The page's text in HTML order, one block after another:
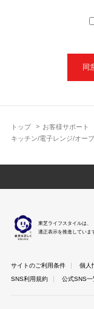
トップ お客様サポート
キッチン/電子レンジ/オー
使用上のご注意
説明書が作成さ
明書以外の印刷
ではそれらを全
本サイトのサー
ございますので
さま以外からの
のであらかじめ
東芝ライフスタイルは、
適正表示を推進していま
サイトのご利用条件 個人
SNS利用規約
公式SNS一